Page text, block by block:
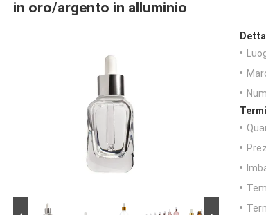
in oro/argento in alluminio